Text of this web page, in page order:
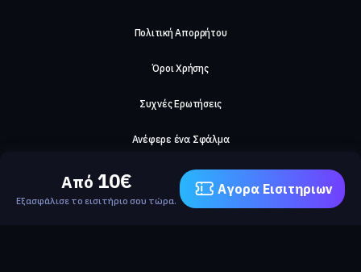
Από 10€
Εξασφάλισε το εισιτήριο σου τώρα.
Αγορα Eισιτηριων
Πολιτική Απορρήτου
Όροι Χρήσης
Συχνές Ερωτήσεις
Ανέφερε ένα Σφάλμα
Σχετικά με μας
Careers